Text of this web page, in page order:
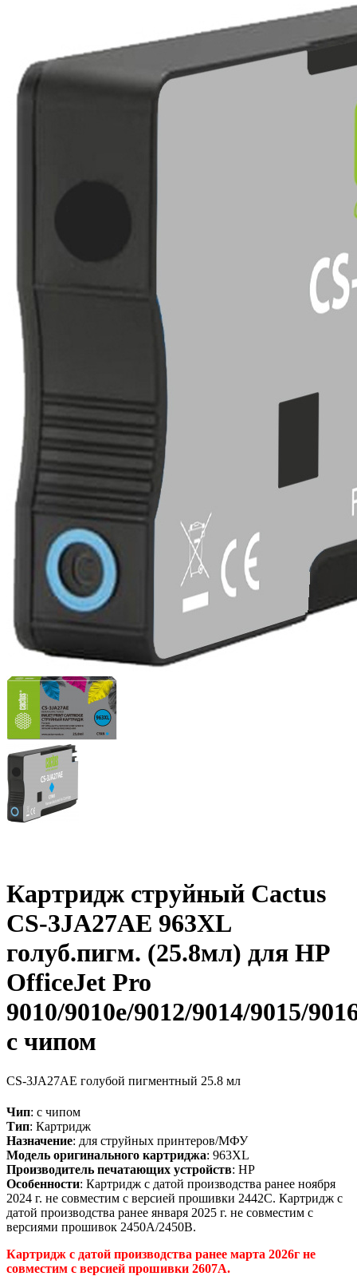
Картридж струйный Cactus
CS-3JA27AE 963XL
голуб.пигм. (25.8мл) для HP
OfficeJet Pro
9010/9010e/9012/9014/9015/
с чипом
CS-3JA27AE голубой пигментный 25.8 мл
Чип: с чипом
Тип: Картридж
Назначение: для струйных принтеров/МФУ
Модель оригинального картриджа: 963XL
Производитель печатающих устройств: HP
Особенности: Картридж с датой производства ранее ноября
2024 г. не совместим с версией прошивки 2442C. Картридж с
датой производства ранее января 2025 г. не совместим с
версиями прошивок 2450A/2450B.
Картридж с датой производства ранее марта 2026г не
совместим с версией прошивки 2607A.